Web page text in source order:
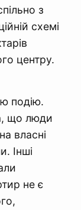
з
схемі
центру.
подію.
що люди
власні
Інші
не є